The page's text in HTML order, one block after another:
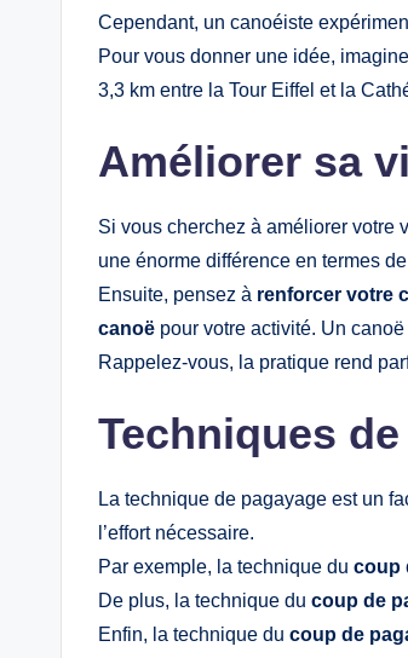
Cependant, un canoéiste
Pour vous donner une idée,
3,3 km entre la Tour Eiffel et la
Améliorer sa
Si vous cherchez à améliorer votre
une énorme différence en termes
Ensuite, pensez à renforcer votre
canoë pour votre activité. Un
Rappelez-vous, la pratique rend
Techniques
La technique de pagayage est un
l’effort nécessaire.
Par exemple, la technique du coup
De plus, la technique du coup de
Enfin, la technique du coup de